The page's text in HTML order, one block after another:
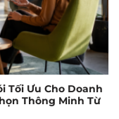
Tối Ưu Cho Doanh
Thông Minh Từ